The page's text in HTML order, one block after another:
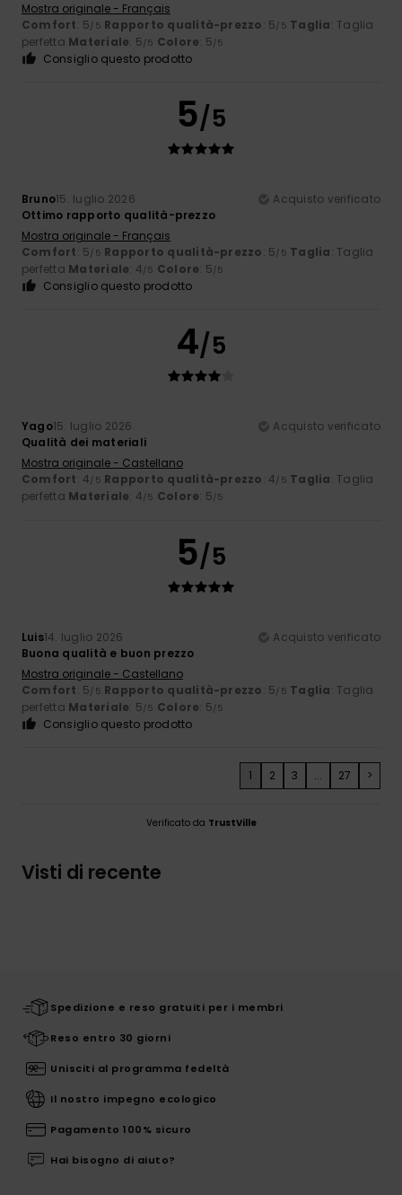
Mostra originale - Français
Comfort: 5/5 Rapporto qualità-prezzo: 5/5 Taglia: Taglia
perfetta Materiale: 5/5 Colore: 5/5
Consiglio questo prodotto
5/5
Bruno15. luglio 2026
Acquisto verificato
Ottimo rapporto qualità-prezzo
Mostra originale - Français
Comfort: 5/5 Rapporto qualità-prezzo: 5/5 Taglia: Taglia
perfetta Materiale: 4/5 Colore: 5/5
Consiglio questo prodotto
4/5
Yago15. luglio 2026
Acquisto verificato
Qualità dei materiali
Mostra originale - Castellano
Comfort: 4/5 Rapporto qualità-prezzo: 4/5 Taglia: Taglia
perfetta Materiale: 4/5 Colore: 5/5
5/5
Luis14. luglio 2026
Acquisto verificato
Buona qualità e buon prezzo
Mostra originale - Castellano
Comfort: 5/5 Rapporto qualità-prezzo: 5/5 Taglia: Taglia
perfetta Materiale: 5/5 Colore: 5/5
Consiglio questo prodotto
1 2 3 ... 27 >
Verificato da TrustVille
Visti di recente
Spedizione e reso gratuiti per i membri
Reso entro 30 giorni
Unisciti al programma fedeltà
Il nostro impegno ecologico
Pagamento 100% sicuro
Hai bisogno di aiuto?